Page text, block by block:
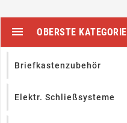
OBERSTE KATEGORIE

Briefkastenzubehör
Elektr. Schließsysteme